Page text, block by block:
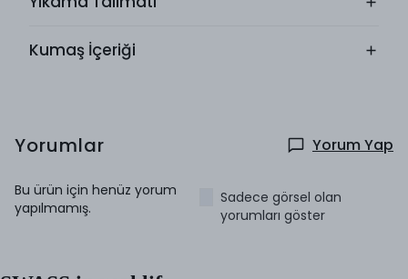
Kumaş İçeriği
Yorumlar Yorum Yap
Bu ürün için henüz yorum
yapılmamış.
Sadece görsel olan
yorumları göster